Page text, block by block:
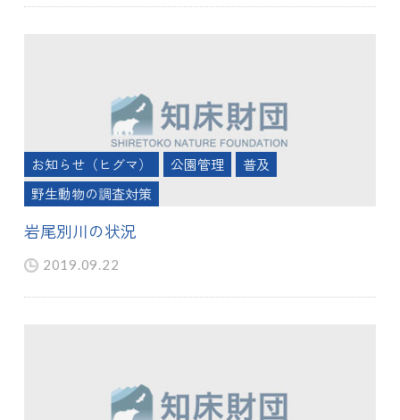
お知らせ（ヒグマ） 公園管理
普及
野生動物の調査対策
岩尾別川の状況
2019.09.22